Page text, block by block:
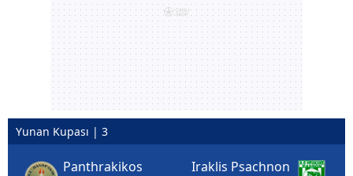
Yunan Kupası | 3
Panthrakikos Iraklis Psachnon